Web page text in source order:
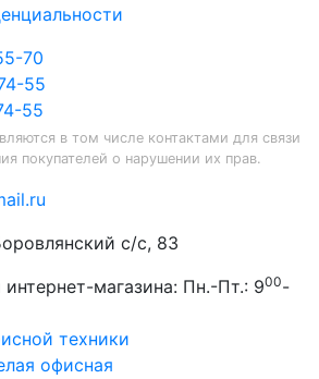
70
55
55
в том числе контактами для связи
покупателей о нарушении их прав.
с/с, 83
магазина: Пн.-Пт.: 900-
техники
офисная